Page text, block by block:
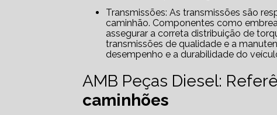
Transmissões: As transmissões são responsáveis por transmitir a potência do motor para as rodas do
caminhão. Componentes como
assegurar a correta distribuição de
transmissões de qualidade e a
desempenho e a durabilidade do
AMB Peças Diesel:
caminhões